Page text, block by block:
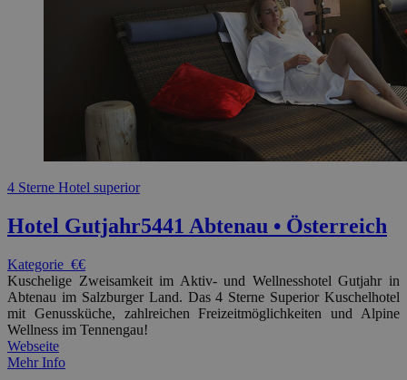
4 Sterne Hotel superior
Hotel Gutjahr5441 Abtenau • Österreich
Kategorie €€
Kuschelige Zweisamkeit im Aktiv- und Wellnesshotel Gutjahr in
Abtenau im Salzburger Land. Das 4 Sterne Superior Kuschelhotel
mit Genussküche, zahlreichen Freizeitmöglichkeiten und Alpine
Wellness im Tennengau!
Webseite
Mehr Info